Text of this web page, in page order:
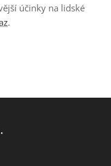
účinky na lidské
.